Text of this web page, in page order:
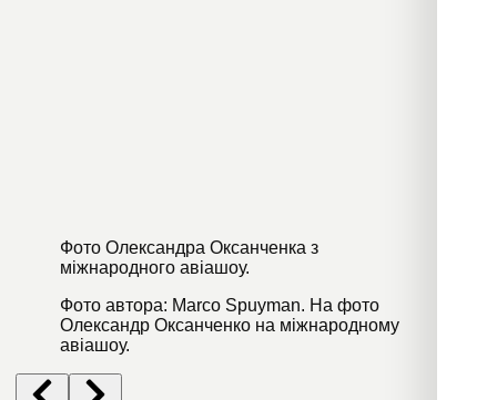
Фото Олександра Оксанченка з
міжнародного авіашоу.
Фото автора: Marco Spuyman. На фото
Олександр Оксанченко на міжнародному
авіашоу.